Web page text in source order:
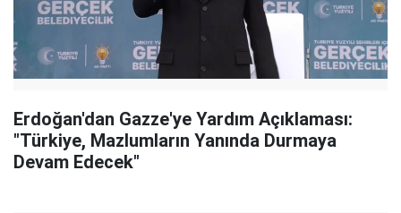
Erdoğan'dan Gazze'ye Yardım Açıklaması:
"Türkiye, Mazlumların Yanında Durmaya
Devam Edecek"